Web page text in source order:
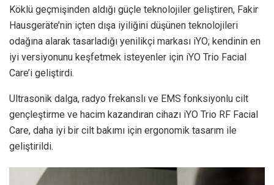
Köklü geçmişinden aldığı güçle teknolojiler geliştiren, Fakir
Hausgeräte’nin içten dışa iyiliğini düşünen teknolojileri
odağına alarak tasarladığı yenilikçi markası iYO; kendinin en
iyi versiyonunu keşfetmek isteyenler için iYO Trio Facial
Care’i geliştirdi.
Ultrasonik dalga, radyo frekanslı ve EMS fonksiyonlu cilt
gençleştirme ve hacim kazandıran cihazı iYO Trio RF Facial
Care, daha iyi bir cilt bakımı için ergonomik tasarım ile
geliştirildi.